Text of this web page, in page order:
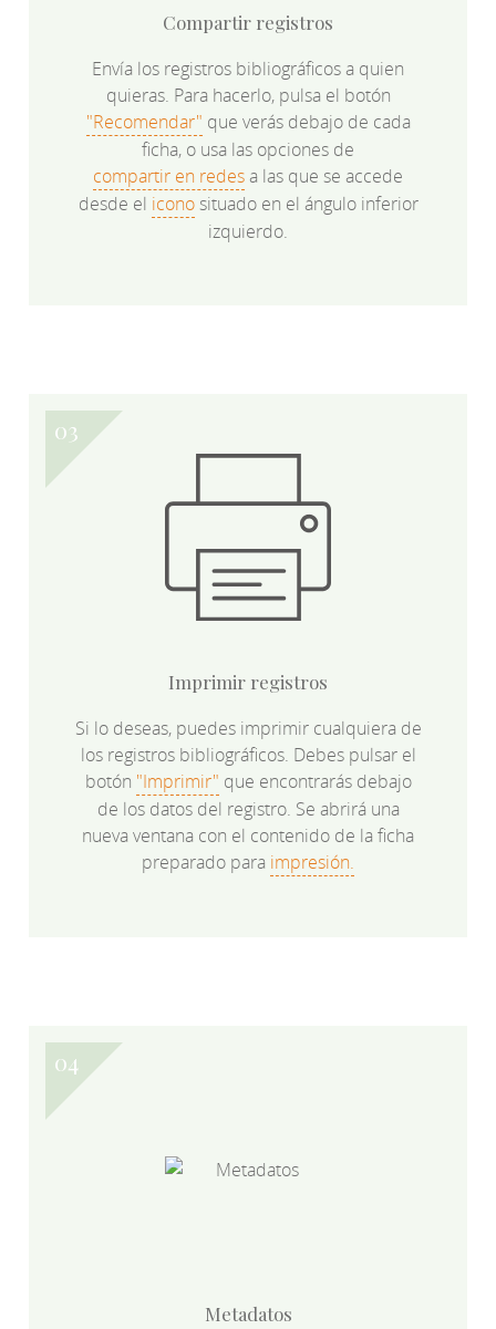
Compartir registros
Envía los registros bibliográficos a quien
quieras. Para hacerlo, pulsa el botón
"Recomendar" que verás debajo de cada
ficha, o usa las opciones de
compartir en redesa las que se accede
desde el iconosituado en el ángulo inferior
izquierdo.
Imprimir registros
Si lo deseas, puedes imprimir cualquiera de
los registros bibliográficos. Debes pulsar el
botón "Imprimir" que encontrarás debajo
de los datos del registro. Se abrirá una
nueva ventana con el contenido de la ficha
preparado para impresión.
Metadatos